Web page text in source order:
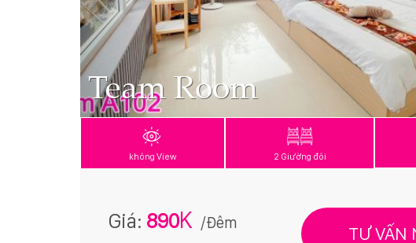
Team Room
không View 2 Giường đôi
TƯ VẤN
Giá: 890K /Đêm